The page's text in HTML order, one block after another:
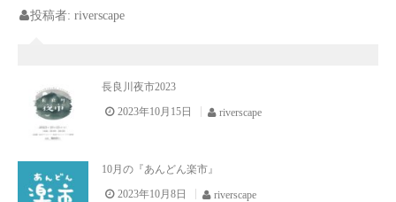
ホーム
イベント情報
アクセス
投稿者: riverscape
長良川夜市2023
2023年10月15日
riverscape
10月の『あんどん楽市』
2023年10月8日
riverscape